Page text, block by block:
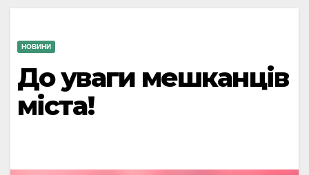
НОВИНИ
До уваги мешканців
міста!